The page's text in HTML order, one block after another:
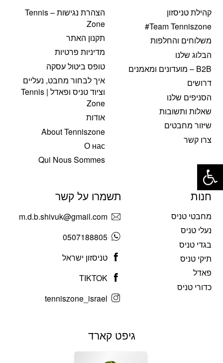
קהילת טניסזון
Team Tenniszone#
משלוחים והחלפות
הבלוג שלנו
B2B – מועדונים ומאמנים
דרושים
הסניפים שלנו
שאלות ותשובות
שיזור מחבטים
צרו קשר
הצהרת נגישות – Tennis
Zone
תקנון האתר
מדיניות פרטיות
טופס ביטול עסקה
איך לבחור מחבט, נעליים
וציוד טניס ופאדל | Tennis
Zone
אודות
About Tenniszone
О нас
Qui Nous Sommes
חנות
מחבטי טניס
נעלי טניס
בגדי טניס
תיקי טניס
פאדל
כדורי טניס
תשמרו על קשר
m.d.b.shivuk@gmail.com
0507188805
טניסזון ישראל
TIKTOK
tenniszone_israel
גיפט קארד
פתח סרגל נגישות